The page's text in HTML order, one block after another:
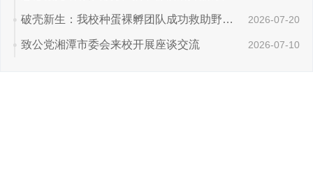
破壳新生：我校种蛋裸孵团队成功救助野生珠颈斑鸠蛋 2026-07-20
致公党湘潭市委会来校开展座谈交流 2026-07-10